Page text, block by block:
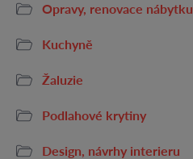
Opravy, renovace nábytku
Kuchyně
Žaluzie
Podlahové krytiny
Design, návrhy interieru